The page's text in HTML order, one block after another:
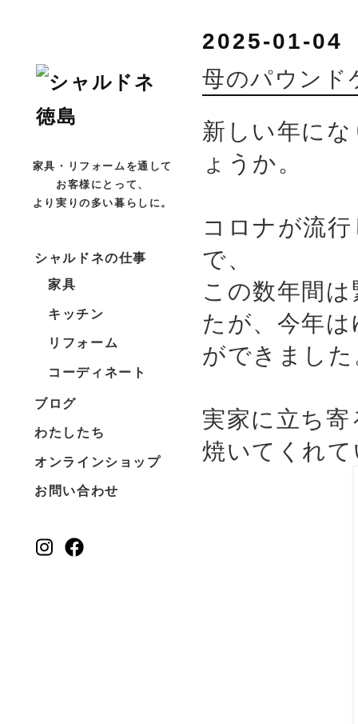
家具・リフォームを通して
お客様にとって、
より実りの多い暮らしに。
シャルドネの仕事
家具
キッチン
リフォーム
コーディネート
ブログ
わたしたち
オンラインショップ
お問い合わせ
2025-01-04
母のパウンド
新しい年に
ょうか。
コロナが流
で、
この数年間
たが、今年
ができまし
実家に立ち
焼いてくれ